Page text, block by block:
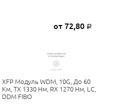
от 72,80 Р
XFP Модуль WDM, 10G, До 60
Км, TX 1330 Нм, RX 1270 Нм, LC,
DDM FIBO